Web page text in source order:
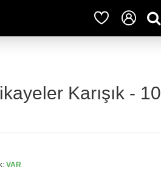
Karışık - 10
VAR